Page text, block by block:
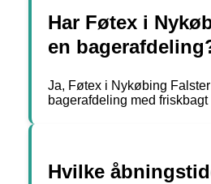
Har Føtex i
en
Ja, Føtex i Nykøbing
bagerafdeling med
Hvilke